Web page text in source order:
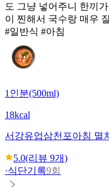
도 그냥 넣어주니 한끼
이 찐해서 국수랑 매우
#일반식 #아침
1인분(500ml)
18kcal
서강유업삼천포아침 멸
5.0(리뷰 9개)
·식단기록9회